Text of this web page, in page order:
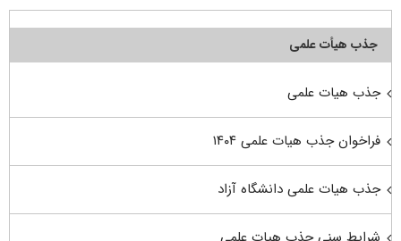
جذب هیأت علمی
جذب هیات علمی
فراخوان جذب هیات علمی ۱۴۰۴
جذب هیات علمی دانشگاه آزاد